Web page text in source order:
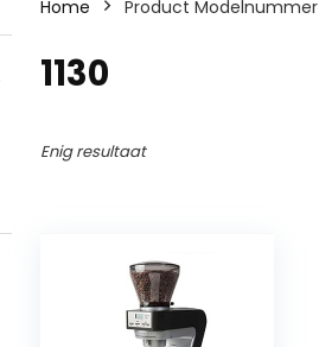
Home Product Modelnummer
1130
Enig resultaat